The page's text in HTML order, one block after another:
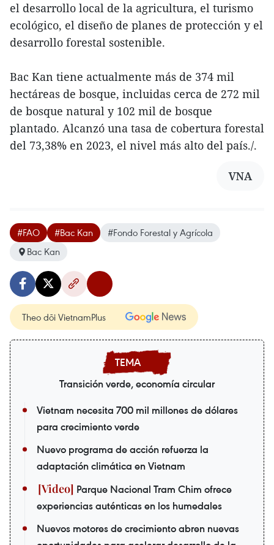
el desarrollo local de la agricultura, el turismo
ecológico, el diseño de planes de protección y el
desarrollo forestal sostenible.
Bac Kan tiene actualmente más de 374 mil
hectáreas de bosque, incluidas cerca de 272 mil
de bosque natural y 102 mil de bosque
plantado. Alcanzó una tasa de cobertura forestal
del 73,38% en 2023, el nivel más alto del país./.
VNA
#FAO #Bac Kan
#Fondo Forestal y Agrícola
Bac Kan
Theo dõi VietnamPlus
Transición verde, economía circular
Vietnam necesita 700 mil millones de dólares
para crecimiento verde
Nuevo programa de acción refuerza la
adaptación climática en Vietnam
Parque Nacional Tram Chim ofrece
experiencias auténticas en los humedales
Nuevos motores de crecimiento abren nuevas